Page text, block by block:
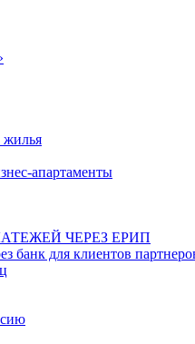
жилья
апартаменты
ЧЕРЕЗ ЕРИП
банк для клиентов